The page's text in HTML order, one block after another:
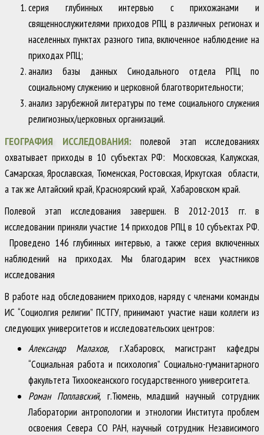
серия глубинных интервью с прихожанами и
священнослужителями приходов РПЦ в различных регионах и
населенных пунктах разного типа, включенное наблюдение на
приходах РПЦ;
анализ базы данных Синодального отдела РПЦ по
социальному служению и церковной благотворительности;
анализ зарубежной литературы по теме социального служения
религиозных/церковных организаций.
ГЕОГРАФИЯ ИССЛЕДОВАНИЯ:полевой этап исследованиях
охватывает приходы в 10 субъектах РФ: Московская, Калужская,
Самарская, Ярославская, Тюменская, Ростовская, Иркутская области,
а так же Алтайский край, Красноярский край, Хабаровском край.
Полевой этап исследования завершен. В 2012-2013 гг. в
исследовании приняли участие 14 приходов РПЦ в 10 субъектах РФ.
Проведено 146 глубинных интервью, а также серия включенных
наблюдений на приходах. Мы благодарим всех участников
исследования
В работе над обследованием приходов, наряду с членами команды
ИС “Социолгия религии” ПСТГУ, принимают участие наши коллеги из
следующих университетов и исследовательских центров:
Александр Малахов, г.Хабаровск, магистрант кафедры
“Социальная работа и психология” Социально-гуманитарного
факультета Тихоокеанского государственного университета.
Роман Поплавский,г.Тюмень, младший научный сотрудник
Лаборатории антропологии и этнологии Института проблем
освоения Севера СО РАН, научный сотрудник Независимого